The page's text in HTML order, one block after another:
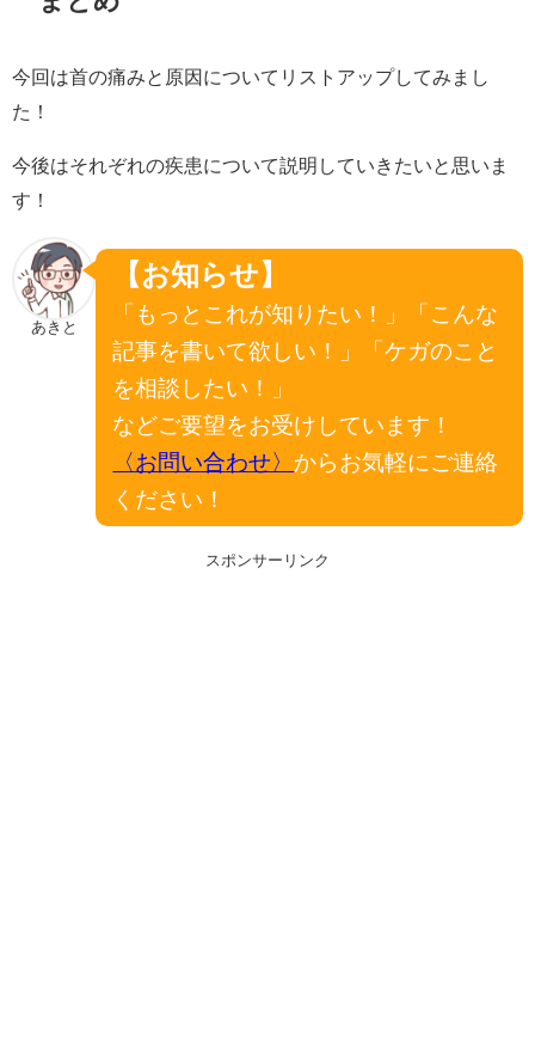
今回は首の痛みと原因についてリストアップしてみまし
た！
今後はそれぞれの疾患について説明していきたいと思いま
す！
あきと
【お知らせ】
「もっとこれが知りたい！」「こんな
記事を書いて欲しい！」「ケガのこと
を相談したい！」
などご要望をお受けしています！
〈お問い合わせ〉 からお気軽にご連絡
ください！
スポンサーリンク